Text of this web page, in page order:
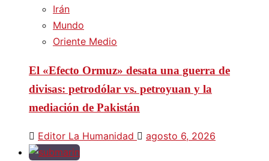
Irán
Mundo
Oriente Medio
El «Efecto Ormuz» desata una guerra de
divisas: petrodólar vs. petroyuan y la
mediación de Pakistán
Editor La Humanidad agosto 6, 2026